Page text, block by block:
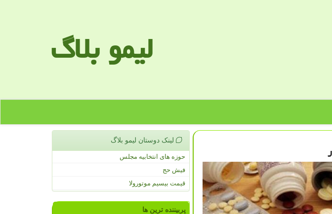
لیمو بلاگ
لینک دوستان لیمو بلاگ
حوزه های انتخابیه مجلس
فیش حج
قیمت بیسیم موتورولا
پربیننده ترین ها